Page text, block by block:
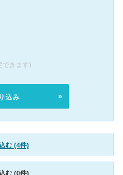
できます)
込み
む (4件)
む (0件)